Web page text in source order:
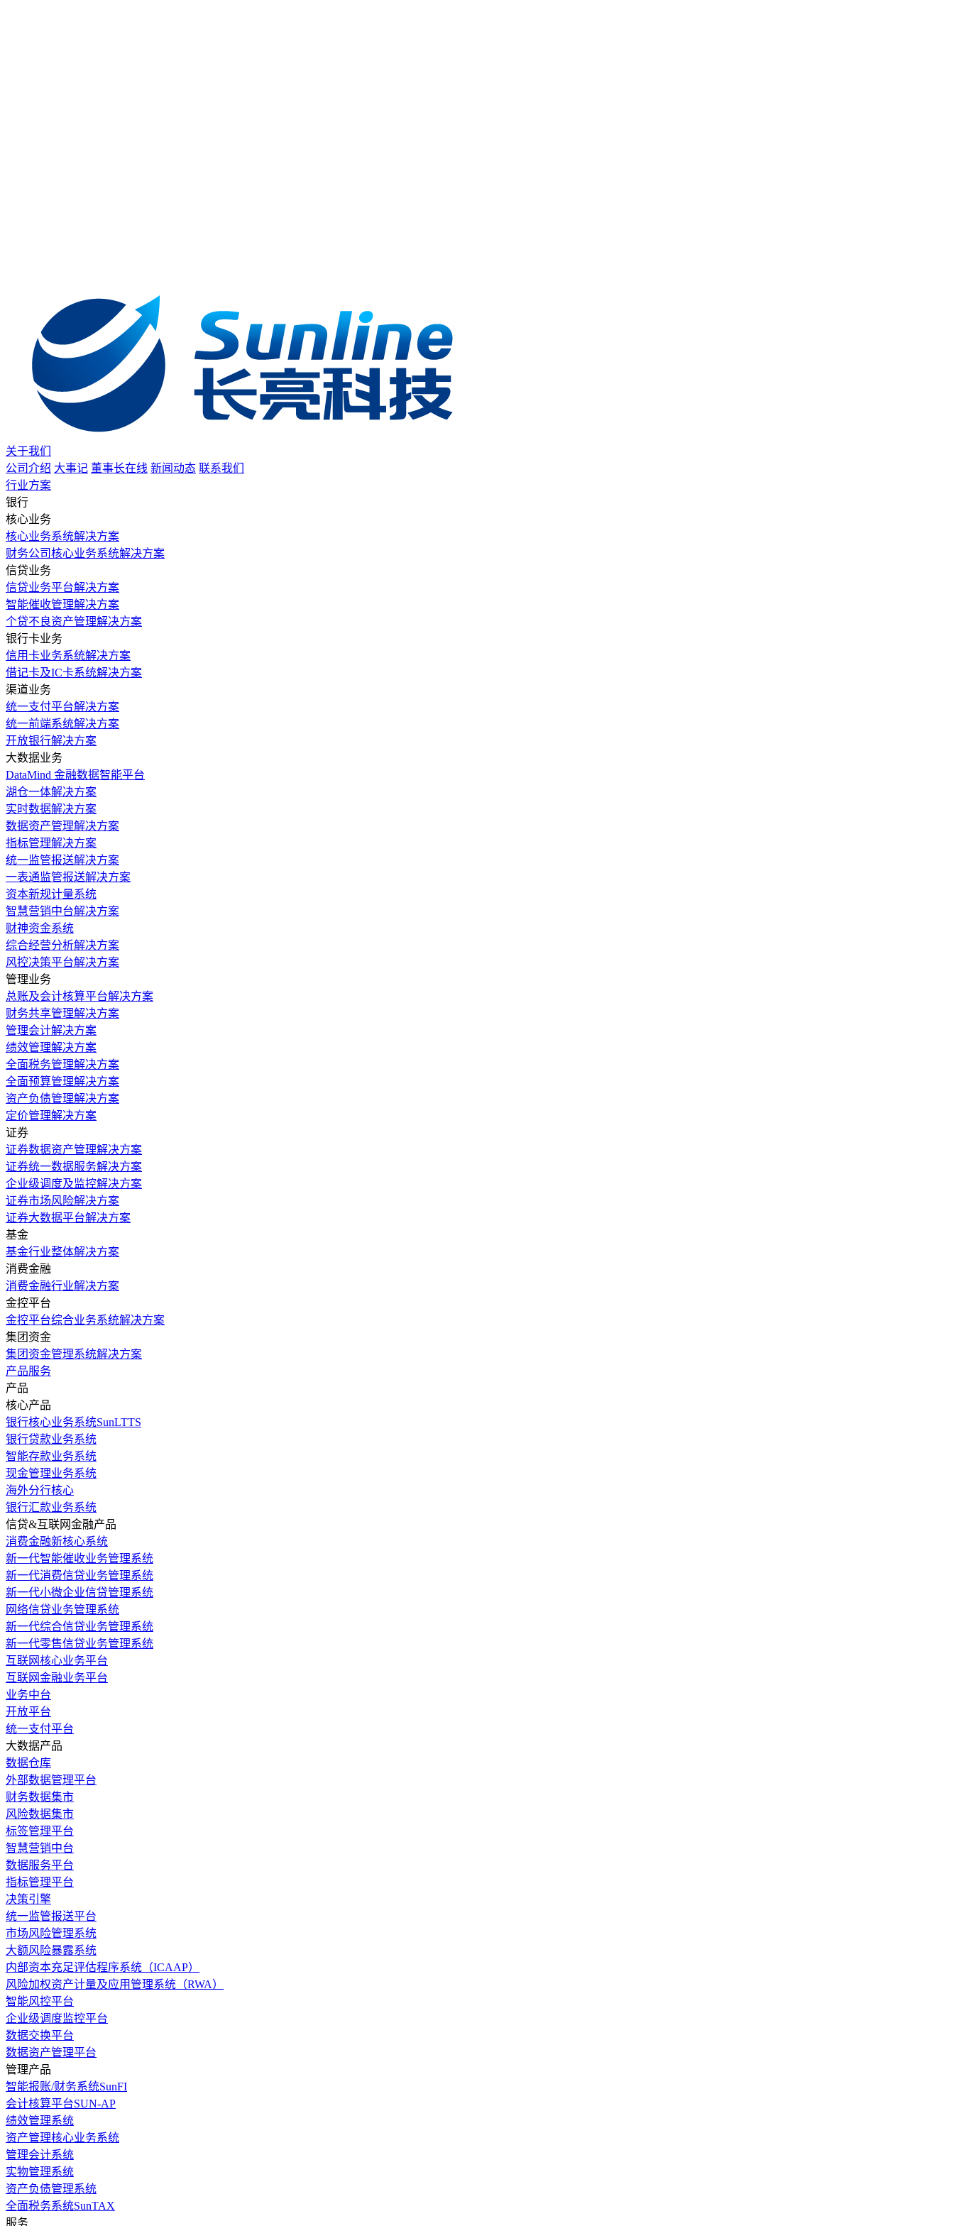
关于我们
公司介绍 大事记 董事长在线 新闻动态 联系我们
行业方案
银行
核心业务
核心业务系统解决方案
财务公司核心业务系统解决方案
信贷业务
信贷业务平台解决方案
智能催收管理解决方案
个贷不良资产管理解决方案
银行卡业务
信用卡业务系统解决方案
借记卡及IC卡系统解决方案
渠道业务
统一支付平台解决方案
统一前端系统解决方案
开放银行解决方案
大数据业务
DataMind 金融数据智能平台
湖仓一体解决方案
实时数据解决方案
数据资产管理解决方案
指标管理解决方案
统一监管报送解决方案
一表通监管报送解决方案
资本新规计量系统
智慧营销中台解决方案
财神资金系统
综合经营分析解决方案
风控决策平台解决方案
管理业务
总账及会计核算平台解决方案
财务共享管理解决方案
管理会计解决方案
绩效管理解决方案
全面税务管理解决方案
全面预算管理解决方案
资产负债管理解决方案
定价管理解决方案
证券
证券数据资产管理解决方案
证券统一数据服务解决方案
企业级调度及监控解决方案
证券市场风险解决方案
证券大数据平台解决方案
基金
基金行业整体解决方案
消费金融
消费金融行业解决方案
金控平台
金控平台综合业务系统解决方案
集团资金
集团资金管理系统解决方案
产品服务
产品
核心产品
银行核心业务系统SunLTTS
银行贷款业务系统
智能存款业务系统
现金管理业务系统
海外分行核心
银行汇款业务系统
信贷&互联网金融产品
消费金融新核心系统
新一代智能催收业务管理系统
新一代消费信贷业务管理系统
新一代小微企业信贷管理系统
网络信贷业务管理系统
新一代综合信贷业务管理系统
新一代零售信贷业务管理系统
互联网核心业务平台
互联网金融业务平台
业务中台
开放平台
统一支付平台
大数据产品
数据仓库
外部数据管理平台
财务数据集市
风险数据集市
标签管理平台
智慧营销中台
数据服务平台
指标管理平台
决策引擎
统一监管报送平台
市场风险管理系统
大额风险暴露系统
内部资本充足评估程序系统（ICAAP）
风险加权资产计量及应用管理系统（RWA）
智能风控平台
企业级调度监控平台
数据交换平台
数据资产管理平台
管理产品
智能报账/财务系统SunFI
会计核算平台SUN-AP
绩效管理系统
资产管理核心业务系统
管理会计系统
实物管理系统
资产负债管理系统
全面税务系统SunTAX
服务